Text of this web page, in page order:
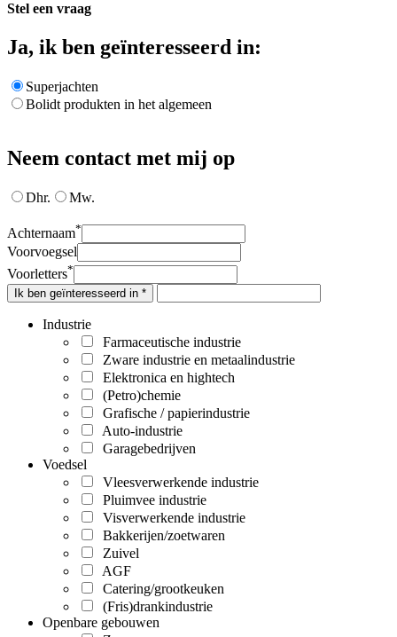
Stel een vraag
Ja, ik ben geïnteresseerd in:
Superjachten
Bolidt produkten in het algemeen
Neem contact met mij op
Dhr. Mw.
Achternaam*
Voorvoegsel
Voorletters*
Ik ben geïnteresseerd in *
Industrie
Farmaceutische industrie
Zware industrie en metaalindustrie
Elektronica en hightech
(Petro)chemie
Grafische / papierindustrie
Auto-industrie
Garagebedrijven
Voedsel
Vleesverwerkende industrie
Pluimvee industrie
Visverwerkende industrie
Bakkerijen/zoetwaren
Zuivel
AGF
Catering/grootkeuken
(Fris)drankindustrie
Openbare gebouwen